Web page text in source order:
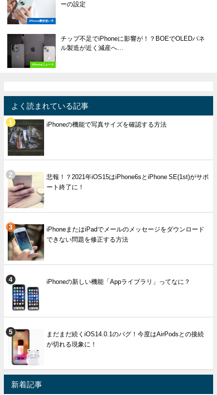
iPhone裏技使い方
ーの設定
iPhoneニュース
チップ不足でiPhoneに影響が！？BOEでOLEDパネ
ル製造が近く減産へ…
よく読まれている記事
iPhoneの機能で写真サイズを確認する方法
悲報！？2021年iOS15はiPhone6sとiPhone SE(1st)がサポ
ート終了に！
iPhoneまたはiPadでメールのメッセージをダウンロード
できない問題を修正する方法
iPhoneの新しい機能「Appライブラリ」ってなに？
まだまだ続くiOS14.0.1のバグ！今度はAirPodsとの接続
が切れる現象に！
新着記事